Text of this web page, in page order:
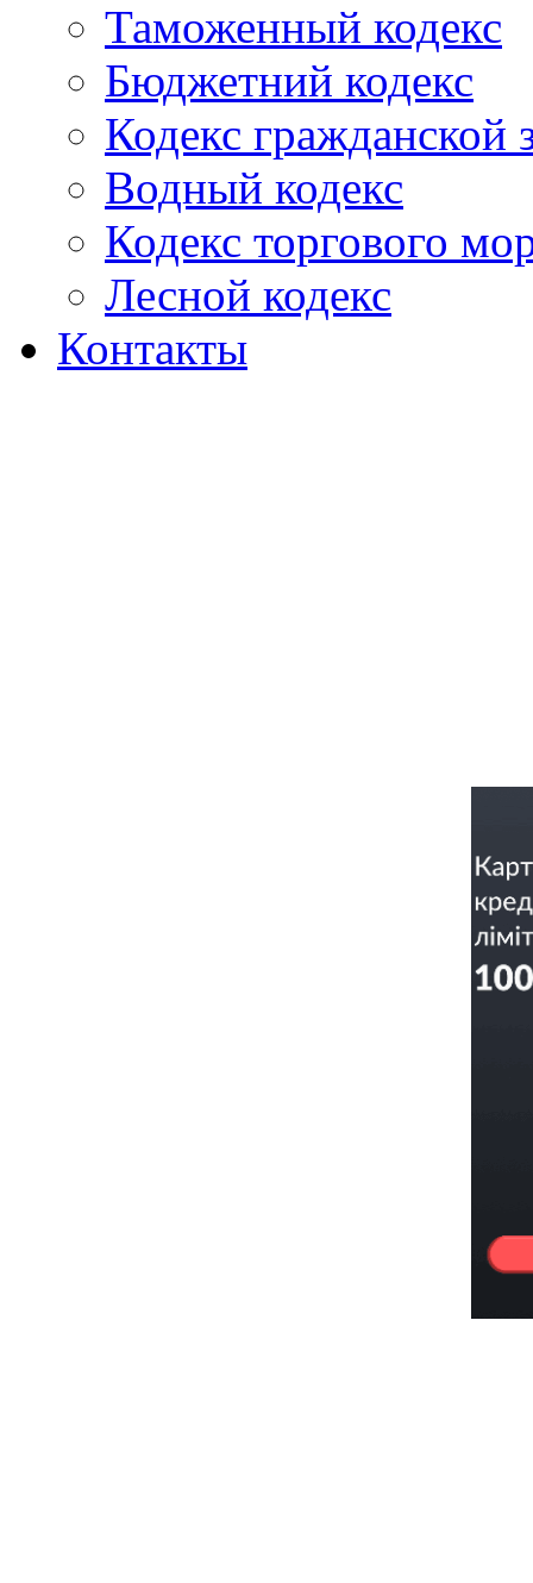
Таможенный кодекс
Бюджетний кодекс
Кодекс гражданской
Водный кодекс
Кодекс торгового
Лесной кодекс
Контакты